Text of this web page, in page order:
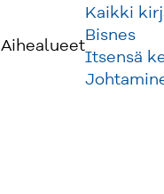
Aihealueet
Kaikki
Bisnes
Itsensä